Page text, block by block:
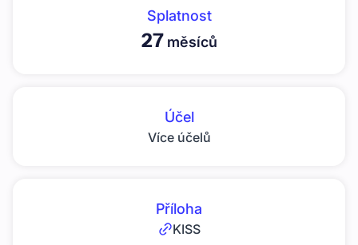
Splatnost
27 měsíců
Účel
Více účelů
Příloha
KISS